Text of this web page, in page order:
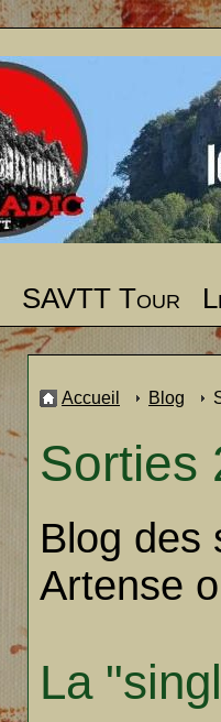
SAVTT Tour
Accueil Blog
Sorties
Blog des
Artense
La